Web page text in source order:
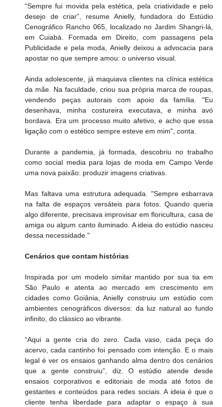
“Sempre fui movida pela estética, pela criatividade e pelo
desejo de criar”, resume Anielly, fundadora do Estúdio
Cenográfico Rancho 065, localizado no Jardim Shangri-lá,
em Cuiabá. Formada em Direito, com passagens pela
Publicidade e pela moda, Anielly deixou a advocacia para
apostar no que sempre amou: o universo visual.
Ainda adolescente, já maquiava clientes na clínica estética
da mãe. Na faculdade, criou sua própria marca de roupas,
vendendo peças autorais com apoio da família. "Eu
desenhava, minha costureira executava, e minha avó
bordava. Era um processo muito afetivo, e acho que essa
ligação com o estético sempre esteve em mim", conta.
Durante a pandemia, já formada, descobriu no trabalho
como social media para lojas de moda em Campo Verde
uma nova paixão: produzir imagens criativas.
Mas faltava uma estrutura adequada. "Sempre esbarrava
na falta de espaços versáteis para fotos. Quando queria
algo diferente, precisava improvisar em floricultura, casa de
amiga ou algum canto iluminado. A ideia do estúdio nasceu
dessa necessidade."
Cenários que contam histórias
Inspirada por um modelo similar mantido por sua tia em
São Paulo e atenta ao mercado em crescimento em
cidades como Goiânia, Anielly construiu um estúdio com
ambientes cenográficos diversos: da luz natural ao fundo
infinito, do clássico ao vibrante.
“Aqui a gente cria do zero. Cada vaso, cada peça do
acervo, cada cantinho foi pensado com intenção. E o mais
legal é ver os ensaios ganhando alma dentro dos cenários
que a gente construiu”, diz. O estúdio atende desde
ensaios corporativos e editoriais de moda até fotos de
gestantes e conteúdos para redes sociais. A ideia é que o
cliente tenha liberdade para adaptar o espaço à sua